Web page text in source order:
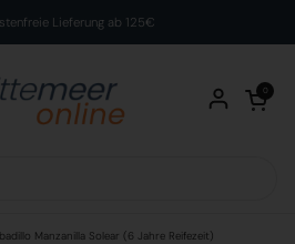
Lieferung ab 125€
Warenkorb
0
Manzanilla Solear (6 Jahre Reifezeit)